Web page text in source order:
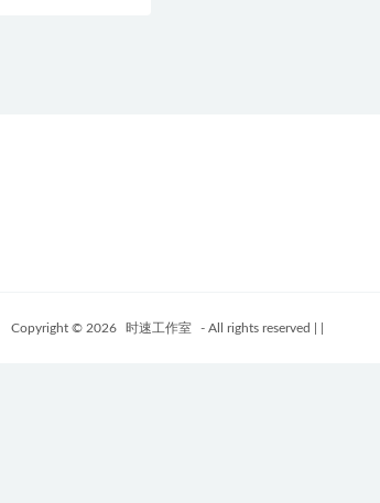
Copyright © 2026 时速工作室 - All rights reserved